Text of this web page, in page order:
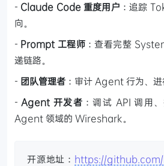
- Claude Code 重度用户 ：追踪
向。
- Prompt 工程师 ：查看完整
递链路。
- 团队管理者 ：审计 Agent 行为、进
-Agent 开发者 ：调试 API 调用
Agent 领域的 Wireshark。
开源地址： https://